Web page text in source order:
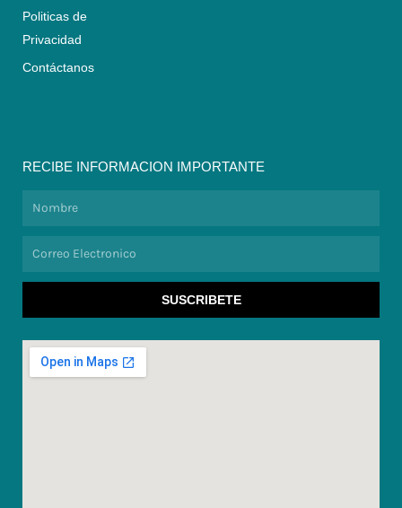
Politicas de
Privacidad
Contáctanos
RECIBE INFORMACION IMPORTANTE
SUSCRIBETE